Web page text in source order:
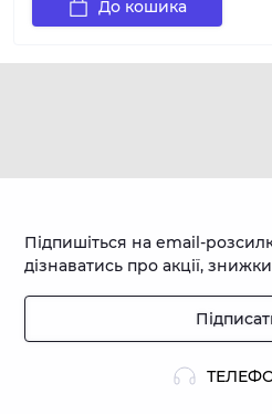
До кошика
Підпишіться на email-
дізнаватись про акції,